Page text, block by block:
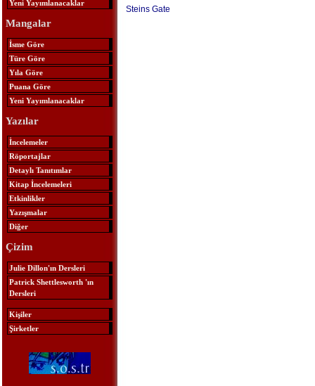
Yeni Yayımlanacaklar
Mangalar
İsme Göre
Türe Göre
Yıla Göre
Puana Göre
Yeni Yayımlanacaklar
Yazılar
İncelemeler
Röportajlar
Detaylı Tanıtımlar
Kitap İncelemeleri
Etkinlikler
Yazışmalar
Diğer
Çizim
Julie Dillon'ın Dersleri
Patrick Shettlesworth 'ın
Dersleri
Kişiler
Şirketler
Steins Gate